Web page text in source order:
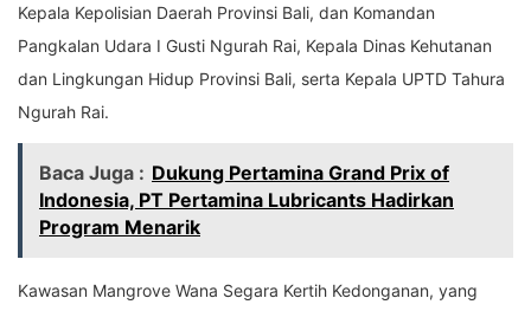
Kepala Kepolisian Daerah Provinsi Bali, dan Komandan
Pangkalan Udara I Gusti Ngurah Rai, Kepala Dinas Kehutanan
dan Lingkungan Hidup Provinsi Bali, serta Kepala UPTD Tahura
Ngurah Rai.
Baca Juga : Dukung Pertamina Grand Prix of
Indonesia, PT Pertamina Lubricants Hadirkan
Program Menarik
Kawasan Mangrove Wana Segara Kertih Kedonganan, yang